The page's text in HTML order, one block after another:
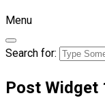
Menu
Search for:
Post Widget